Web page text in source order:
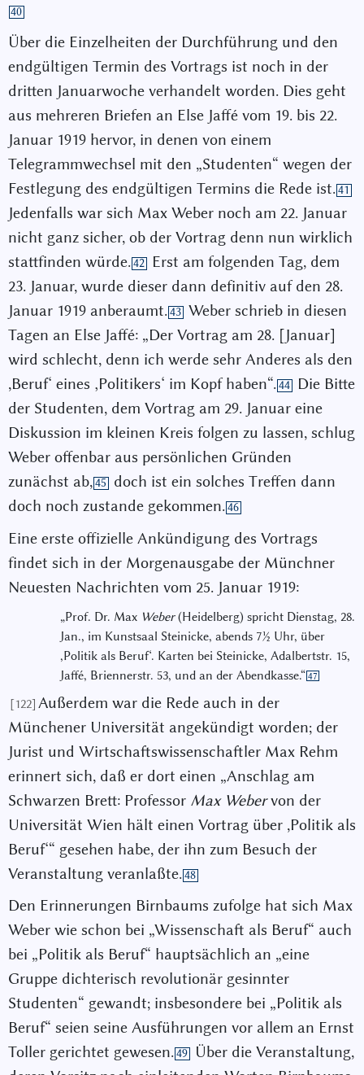
40
Über die Einzelheiten der Durchführung und den
endgültigen Termin des Vortrags ist noch in der
dritten Januarwoche verhandelt worden. Dies geht
aus mehreren Briefen an Else Jaffé vom 19. bis 22.
Januar 1919 hervor, in denen von einem
Telegrammwechsel mit den „Studenten“ wegen der
Festlegung des endgültigen Termins die Rede ist.41
Jedenfalls war sich Max Weber noch am 22. Januar
nicht ganz sicher, ob der Vortrag denn nun wirklich
stattfinden würde.42
Erst am folgenden Tag, dem
23. Januar, wurde dieser dann definitiv auf den 28.
Januar 1919 anberaumt.43 Weber schrieb in diesen
Tagen an Else Jaffé: „Der Vortrag am 28. [Januar]
wird schlecht, denn ich werde sehr Anderes als den
,Beruf‘ eines ‚Politikers‘ im Kopf haben“.44
Die Bitte
der Studenten, dem Vortrag am 29. Januar eine
Diskussion im kleinen Kreis folgen zu lassen, schlug
Weber offenbar aus persönlichen Gründen
zunächst ab,45
doch ist ein solches Treffen dann
doch noch zustande gekommen.46
Eine erste offizielle Ankündigung des Vortrags
findet sich in der Morgenausgabe der Münchner
Neuesten Nachrichten vom 25. Januar 1919:
„Prof. Dr. Max Weber(Heidelberg) spricht Dienstag, 28.
Jan., im Kunstsaal Steinicke, abends 7½ Uhr, über
,Politik als Beruf‘. Karten bei Steinicke, Adalbertstr. 15,
Jaffé, Briennerstr. 53, und an der Abendkasse.“ 47
[122] Außerdem war die Rede auch in der
Münchener Universität angekündigt worden; der
Jurist und Wirtschaftswissenschaftler Max Rehm
erinnert sich, daß er dort einen „Anschlag am
Schwarzen Brett: Professor Max Webervon der
Universität Wien hält einen Vortrag über ,Politik als
Beruf‘“ gesehen habe, der ihn zum Besuch der
Veranstaltung veranlaßte.48
Den Erinnerungen Birnbaums zufolge hat sich Max
Weber wie schon bei „Wissenschaft als Beruf“ auch
bei „Politik als Beruf“ hauptsächlich an „eine
Gruppe dichterisch revolutionär gesinnter
Studenten“ gewandt; insbesondere bei „Politik als
Beruf“ seien seine Ausführungen vor allem an Ernst
Toller gerichtet gewesen.49
Über die Veranstaltung,